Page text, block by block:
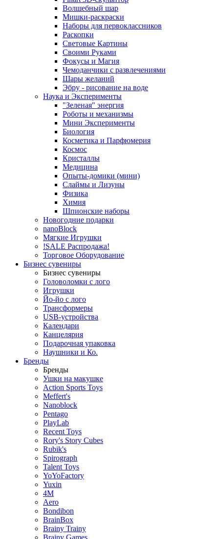
Волшебный шар
Мишки-раскраски
Наборы для первоклассников
Раскопки
Световые Картины
Своими Руками
Фокусы и Магия
Чемоданчики с развлечениями
Шары желаний
Эбру - рисование на воде
Наука и Эксперименты
"Зеленая" энергия
Роботы и механизмы
Мини Эксперименты
Биология
Косметика и Парфюмерия
Космос
Кристаллы
Медицина
Опыты-домики (мини)
Слаймы и Лизуны
Физика
Химия
Шпионские наборы
Новогодние подарки
nanoBlock
Мягкие Игрушки
!SALE Распродажа!
Торговое Оборудование
Бизнес сувениры
Бизнес сувениры
Головоломки с лого
Игрушки
Йо-йо с лого
Трансформеры
USB-устройства
Календари
Канцелярия
Подарочная упаковка
Наушники и Ко.
Бренды
Бренды
Ушки на макушке
Action Sports Toys
Meffert's
Nanoblock
Pentago
PlayLab
Recent Toys
Rory's Story Cubes
Rubik's
Spirograph
Talent Toys
YoYoFactory
Yuxin
4M
Aero
Bondibon
BrainBox
Brainy Trainy
Brainy Games